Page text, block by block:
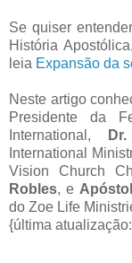
Se quiser
História
leia Expansão da
Neste artigo
Presidente da
International,
International
Vision Church
Robles, e
do Zoe Life
{última